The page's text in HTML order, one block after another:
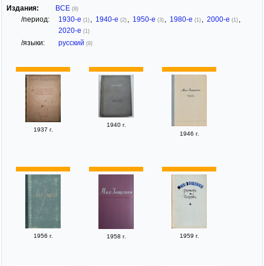
Издания: ВСЕ (9)
/период: 1930-е (1) , 1940-е (2) , 1950-е (3) , 1980-е (1) , 2000-е (1) ,
2020-е (1)
/языки: русский (9)
1937 г.
1940 г.
1946 г.
1956 г. 1958 г. 1959 г.